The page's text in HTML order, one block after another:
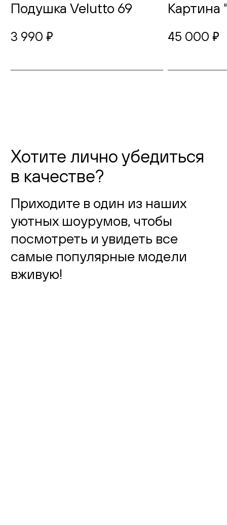
Подушка Velutto 69
3 990 руб.
Картина
45 000 руб.
Хотите лично убедиться
в качестве?
Приходите в один из наших
уютных шоурумов, чтобы
посмотреть и увидеть все
самые популярные модели
вживую!